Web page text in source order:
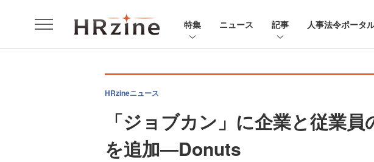
特集 ニュース 記事 人事法令ポータ
HRzineニュース
「ジョブカン」に企業と従業
を追加―Donuts